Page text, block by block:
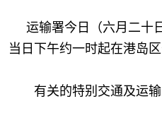
运输署今日（六月二十
当日下午约一时起在港岛
有关的特别交通及运输